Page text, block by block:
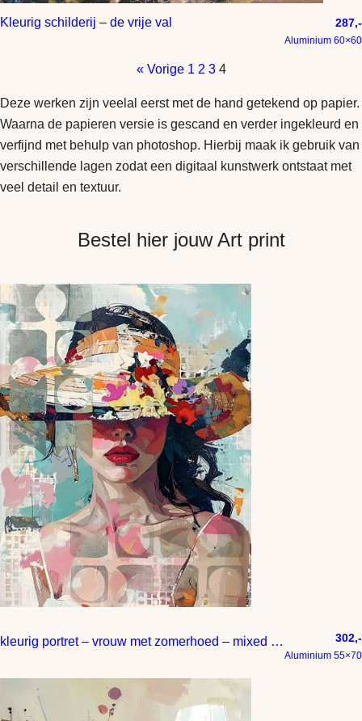
Kleurig schilderij – de vrije val 287,-
Aluminium 60×60
« Vorige 1 2 3 4
Deze werken zijn veelal eerst met de hand getekend op papier.
Waarna de papieren versie is gescand en verder ingekleurd en
verfijnd met behulp van photoshop. Hierbij maak ik gebruik van
verschillende lagen zodat een digitaal kunstwerk ontstaat met
veel detail en textuur.
Bestel hier jouw Art print
kleurig portret – vrouw met zomerhoed – mixed media 302,-
Aluminium 55×70